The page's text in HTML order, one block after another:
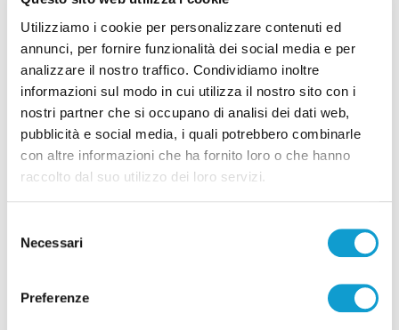
Utilizziamo i cookie per personalizzare contenuti ed
annunci, per fornire funzionalità dei social media e per
analizzare il nostro traffico. Condividiamo inoltre
informazioni sul modo in cui utilizza il nostro sito con i
nostri partner che si occupano di analisi dei dati web,
pubblicità e social media, i quali potrebbero combinarle
con altre informazioni che ha fornito loro o che hanno
raccolto dal suo utilizzo dei loro servizi.
delNecessari
Preferenze
Ascoli - Sventato tentativo di introdurre
droga nel carcere di Marino del Tronto
di Pierluigi Dorotei